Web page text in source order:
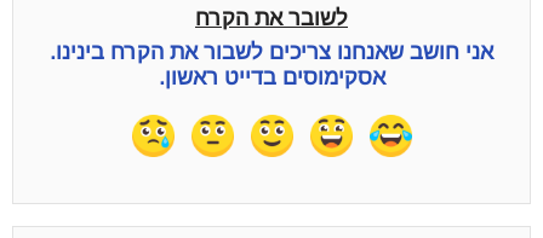
לשובר את הקרח
אני חושב שאנחנו צריכים לשבור את הקרח בינינו.
אסקימוסים בדייט ראשון.